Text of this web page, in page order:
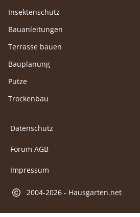
Insektenschutz
Bauanleitungen
Terrasse bauen
Bauplanung
Putze
Trockenbau
Datenschutz
Forum AGB
Impressum
2004-2026 - Hausgarten.net